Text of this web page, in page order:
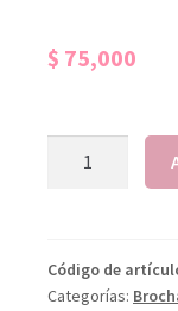
$ 75,000
Código de
Categorías: